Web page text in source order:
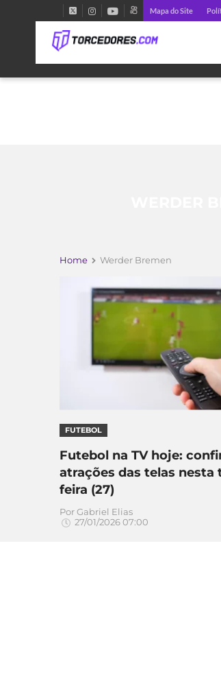
Mapa do Site
Home Werder Bremen
FUTEBOL
Futebol na TV hoje:
atrações das telas nesta
feira (27)
Por Gabriel Elias
27/01/2026 07:00